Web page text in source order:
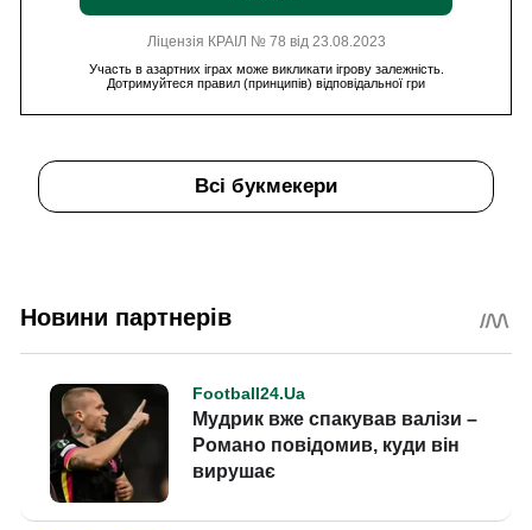
Ліцензія КРАІЛ № 78 від 23.08.2023
Участь в азартних іграх може викликати ігрову залежність.
Дотримуйтеся правил (принципів) відповідальної гри
Всі букмекери